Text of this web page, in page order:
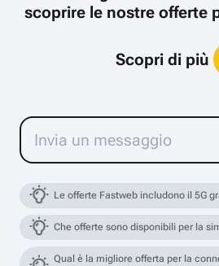
scoprire le nostre offerte
Scopri di più
Le offerte Fastweb includono il 5G
Che offerte sono disponibili per la
Qual è la migliore offerta per la